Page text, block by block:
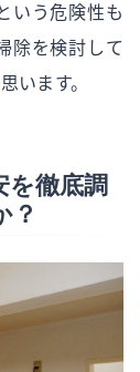
いう危険性も
除を検討して
います。
を徹底調
？